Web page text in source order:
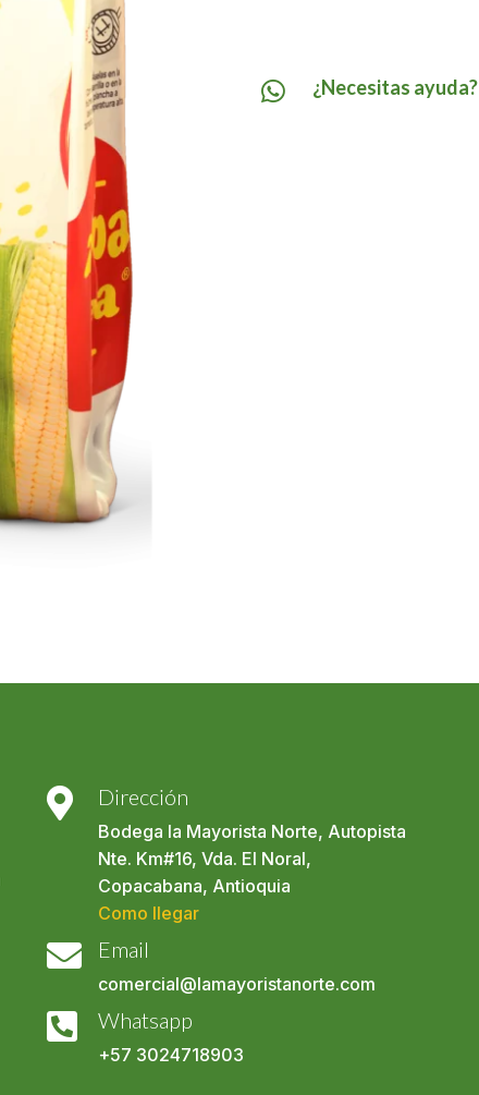
 ¿Necesitas ayuda?
 Dirección
Bodega la Mayorista Norte, Autopista
Nte. Km#16, Vda. El Noral,
Copacabana, Antioquia
Como llegar
 Email
comercial@lamayoristanorte.com
 Whatsapp
+57 3024718903